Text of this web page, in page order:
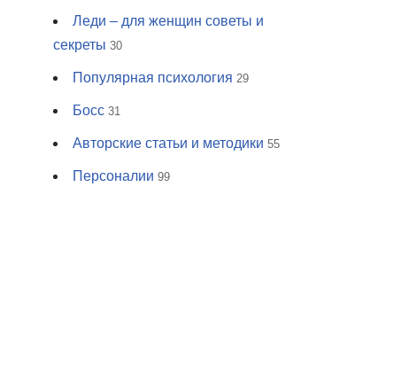
Леди – для женщин советы и
секреты 30
Популярная психология 29
Босс 31
Авторские статьи и методики 55
Персоналии 99